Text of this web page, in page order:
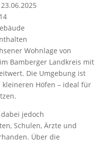
23.06.2025
Wohnlage von
Bamberger Landkreis mit
Die Umgebung ist
Höfen – ideal für
jedoch
Schulen, Ärzte und
Über die